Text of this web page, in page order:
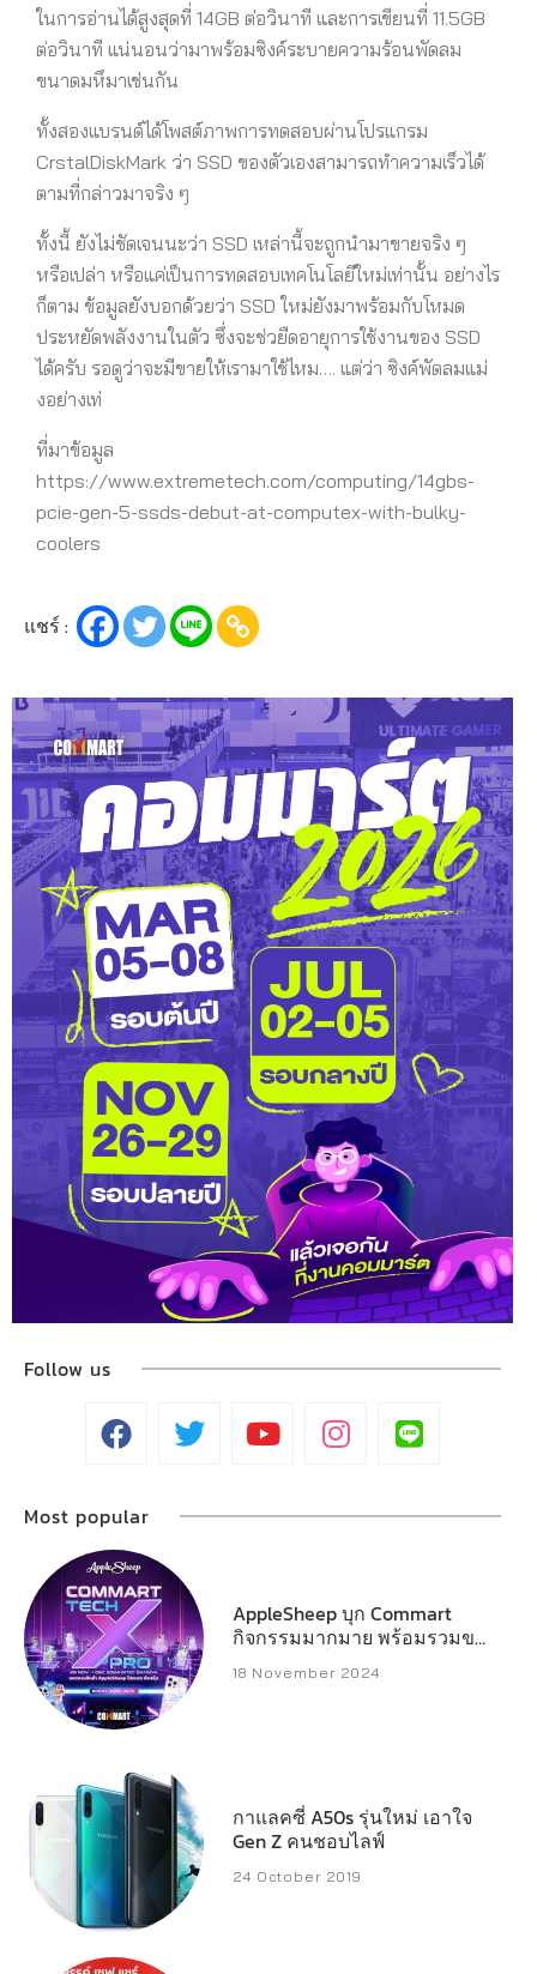
ในการอ่านได้สูงสุดที่ 14GB ต่อวินาที และการเขียนที่ 11.5GB
ต่อวินาที แน่นอนว่ามาพร้อมซิงค์ระบายความร้อนพัดลม
ขนาดมหึมาเช่นกัน
ทั้งสองแบรนด์ได้โพสต์ภาพการทดสอบผ่านโปรแกรม
CrstalDiskMark ว่า SSD ของตัวเองสามารถทำความเร็วได้
ตามที่กล่าวมาจริง ๆ
ทั้งนี้ ยังไม่ชัดเจนนะว่า SSD เหล่านี้จะถูกนำมาขายจริง ๆ
หรือเปล่า หรือแค่เป็นการทดสอบเทคโนโลยีใหม่เท่านั้น อย่างไร
ก็ตาม ข้อมูลยังบอกด้วยว่า SSD ใหม่ยังมาพร้อมกับโหมด
ประหยัดพลังงานในตัว ซึ่งจะช่วยืดอายุการใช้งานของ SSD
ได้ครับ รอดูว่าจะมีขายให้เรามาใช้ไหม…. แต่ว่า ซิงค์พัดลมแม่
งอย่างเท่
ที่มาข้อมูล
https://www.extremetech.com/computing/14gbs-
pcie-gen-5-ssds-debut-at-computex-with-bulky-
coolers
แชร์ :
Follow us
Most popular
AppleSheep บุก Commart
กิจกรรมมากมาย พร้อมรวมของ
แจกหลักหมื่น
18 November 2024
กาแลคซี่ A50s รุ่นใหม่ เอาใจ
Gen Z คนชอบไลฟ์
24 October 2019